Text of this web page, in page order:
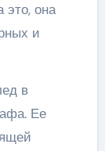
это, она
и
в
Ее